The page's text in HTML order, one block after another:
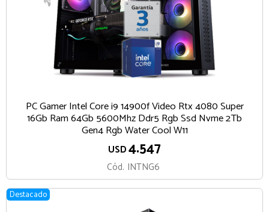
PC Gamer Intel Core i9 14900f Video Rtx 4080 Super
16Gb Ram 64Gb 5600Mhz Ddr5 Rgb Ssd Nvme 2Tb
Gen4 Rgb Water Cool W11
USD4.547
Cód. INTNG6
Destacado